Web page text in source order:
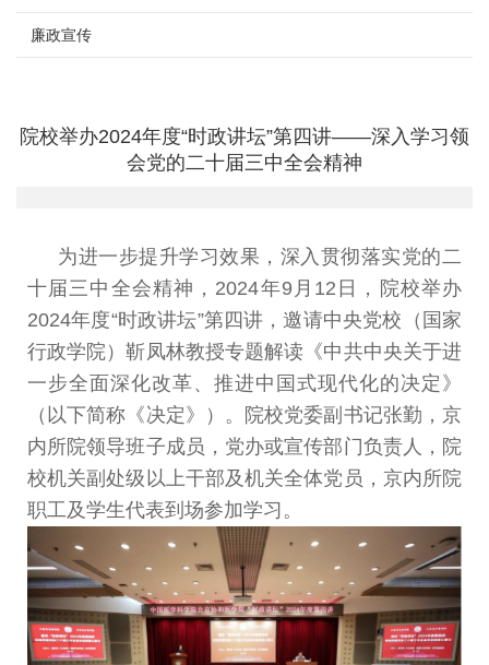
廉政宣传
院校举办2024年度“时政讲坛”第四讲——深入学习领
会党的二十届三中全会精神
为进一步提升学习效果，深入贯彻落实党的二
十届三中全会精神 ， 2024年9 月 12 日 ，
院校举办
2024年度“时政讲坛”第四讲，邀请中央党校（国家
行政学院）靳凤林教授专题解读《中共中央关于进
一步全面深化改革、推进中国式现代化的决定》
（以下简称《决定》）。院校党委副书记张勤，京
内所院领导班子成员，党办或宣传部门负责人，院
校机关副处级以上干部及机关全体党员，京内所院
职工及学生代表到场参加学习。